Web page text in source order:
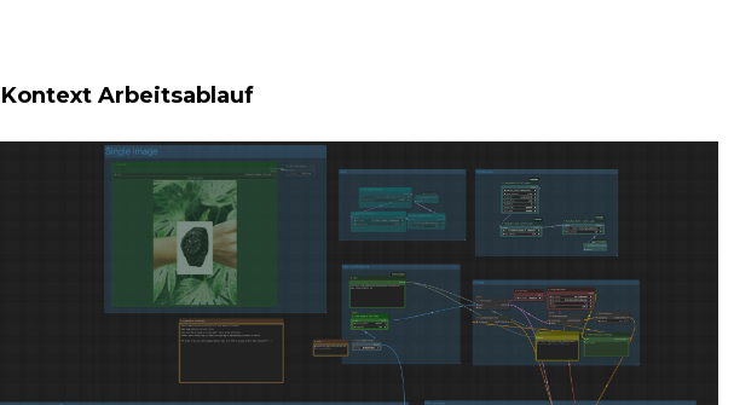
Arbeitsablauf